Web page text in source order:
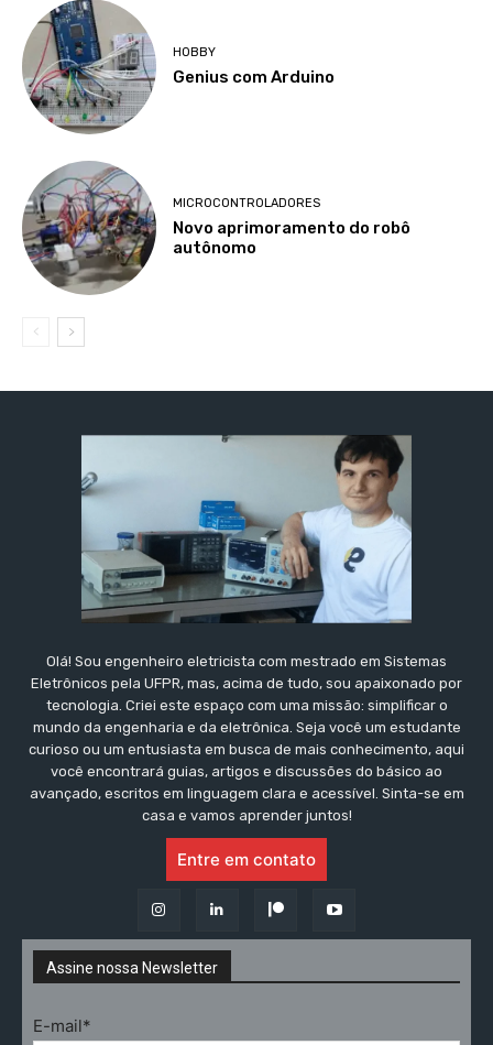
HOBBY
Genius com Arduino
MICROCONTROLADORES
Novo aprimoramento do robô
autônomo
Olá! Sou engenheiro eletricista com mestrado em Sistemas
Eletrônicos pela UFPR, mas, acima de tudo, sou apaixonado por
tecnologia. Criei este espaço com uma missão: simplificar o
mundo da engenharia e da eletrônica. Seja você um estudante
curioso ou um entusiasta em busca de mais conhecimento, aqui
você encontrará guias, artigos e discussões do básico ao
avançado, escritos em linguagem clara e acessível. Sinta-se em
casa e vamos aprender juntos!
Entre em contato
Assine nossa Newsletter
E-mail*